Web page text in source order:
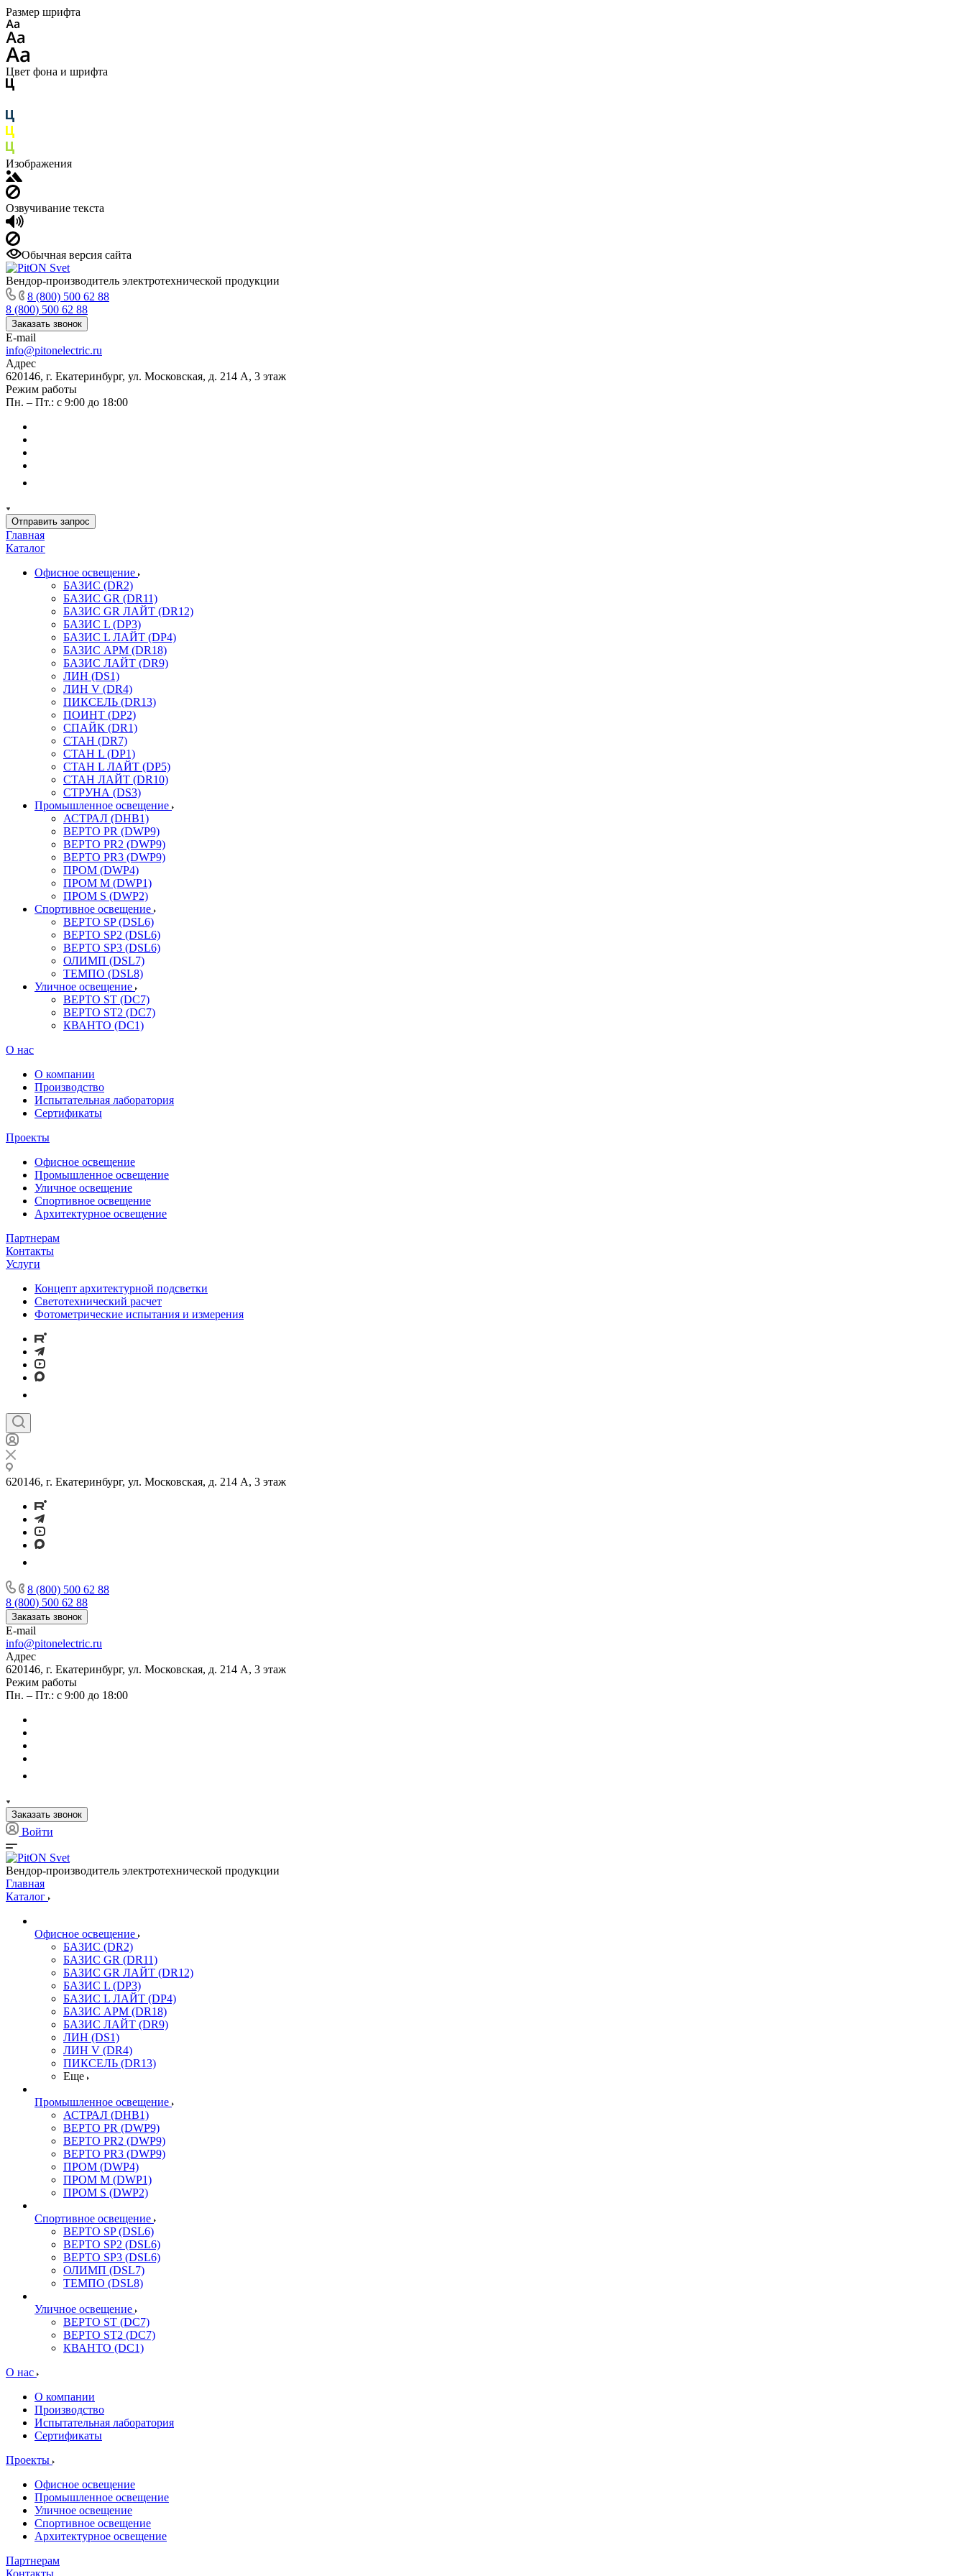
Размер шрифта
Цвет фона и шрифта
Изображения
Озвучивание текста
Обычная версия сайта
Вендор-производитель электротехнической продукции
8 (800) 500 62 88
8 (800) 500 62 88
Заказать звонок
E-mail
info@pitonelectric.ru
Адрес
620146, г. Екатеринбург, ул. Московская, д. 214 А, 3 этаж
Режим работы
Пн. – Пт.: с 9:00 до 18:00
Отправить запрос
Главная
Каталог
Офисное освещение
БАЗИС (DR2)
БАЗИС GR (DR11)
БАЗИС GR ЛАЙТ (DR12)
БАЗИС L (DP3)
БАЗИС L ЛАЙТ (DP4)
БАЗИС АРМ (DR18)
БАЗИС ЛАЙТ (DR9)
ЛИН (DS1)
ЛИН V (DR4)
ПИКСЕЛЬ (DR13)
ПОИНТ (DP2)
СПАЙК (DR1)
СТАН (DR7)
СТАН L (DP1)
СТАН L ЛАЙТ (DP5)
СТАН ЛАЙТ (DR10)
СТРУНА (DS3)
Промышленное освещение
АСТРАЛ (DHB1)
ВЕРТО PR (DWP9)
ВЕРТО PR2 (DWP9)
ВЕРТО PR3 (DWP9)
ПРОМ (DWP4)
ПРОМ M (DWP1)
ПРОМ S (DWP2)
Спортивное освещение
ВЕРТО SP (DSL6)
ВЕРТО SP2 (DSL6)
ВЕРТО SP3 (DSL6)
ОЛИМП (DSL7)
ТЕМПО (DSL8)
Уличное освещение
ВЕРТО ST (DC7)
ВЕРТО ST2 (DC7)
КВАНТО (DC1)
О нас
О компании
Производство
Испытательная лаборатория
Сертификаты
Проекты
Офисное освещение
Промышленное освещение
Уличное освещение
Спортивное освещение
Архитектурное освещение
Партнерам
Контакты
Услуги
Концепт архитектурной подсветки
Светотехнический расчет
Фотометрические испытания и измерения
620146, г. Екатеринбург, ул. Московская, д. 214 А, 3 этаж
8 (800) 500 62 88
8 (800) 500 62 88
Заказать звонок
E-mail
info@pitonelectric.ru
Адрес
620146, г. Екатеринбург, ул. Московская, д. 214 А, 3 этаж
Режим работы
Пн. – Пт.: с 9:00 до 18:00
Заказать звонок
Войти
Вендор-производитель электротехнической продукции
Главная
Каталог
Офисное освещение
БАЗИС (DR2)
БАЗИС GR (DR11)
БАЗИС GR ЛАЙТ (DR12)
БАЗИС L (DP3)
БАЗИС L ЛАЙТ (DP4)
БАЗИС АРМ (DR18)
БАЗИС ЛАЙТ (DR9)
ЛИН (DS1)
ЛИН V (DR4)
ПИКСЕЛЬ (DR13)
Еще
Промышленное освещение
АСТРАЛ (DHB1)
ВЕРТО PR (DWP9)
ВЕРТО PR2 (DWP9)
ВЕРТО PR3 (DWP9)
ПРОМ (DWP4)
ПРОМ M (DWP1)
ПРОМ S (DWP2)
Спортивное освещение
ВЕРТО SP (DSL6)
ВЕРТО SP2 (DSL6)
ВЕРТО SP3 (DSL6)
ОЛИМП (DSL7)
ТЕМПО (DSL8)
Уличное освещение
ВЕРТО ST (DC7)
ВЕРТО ST2 (DC7)
КВАНТО (DC1)
О нас
О компании
Производство
Испытательная лаборатория
Сертификаты
Проекты
Офисное освещение
Промышленное освещение
Уличное освещение
Спортивное освещение
Архитектурное освещение
Партнерам
Контакты